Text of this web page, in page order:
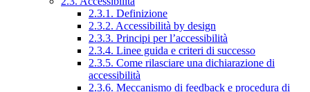
2.3.1. Definizione
2.3.2. Accessibilità by design
2.3.3. Principi per l’accessibilità
2.3.4. Linee guida e criteri di successo
2.3.5. Come rilasciare una dichiarazione di
accessibilità
2.3.6. Meccanismo di feedback e procedura di